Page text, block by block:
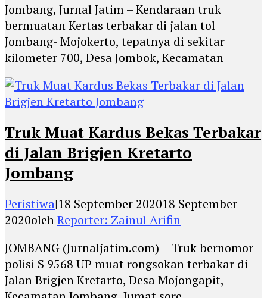
Jombang, Jurnal Jatim – Kendaraan truk
bermuatan Kertas terbakar di jalan tol
Jombang- Mojokerto, tepatnya di sekitar
kilometer 700, Desa Jombok, Kecamatan
Truk Muat Kardus Bekas Terbakar
di Jalan Brigjen Kretarto
Jombang
Peristiwa|18 September 202018 September
2020olehReporter: Zainul Arifin
JOMBANG (Jurnaljatim.com) – Truk bernomor
polisi S 9568 UP muat rongsokan terbakar di
Jalan Brigjen Kretarto, Desa Mojongapit,